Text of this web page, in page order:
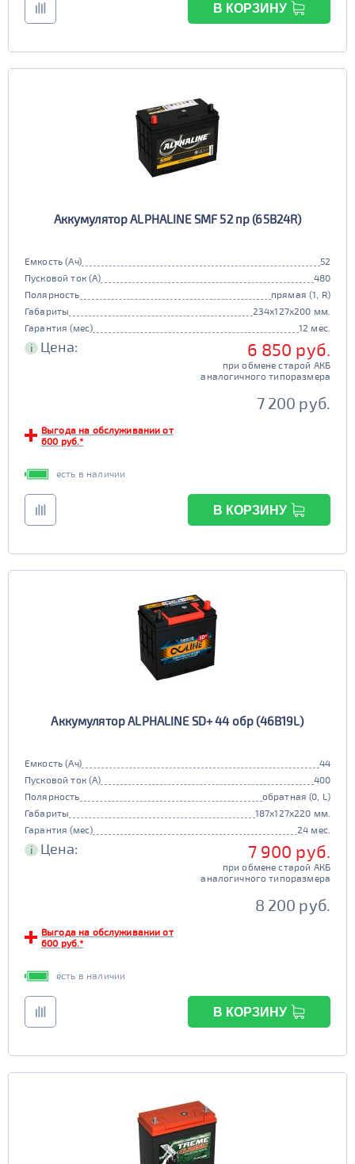
В КОРЗИНУ
Аккумулятор ALPHALINE SMF 52 пр (65B24R)
Емкость (Ач)
52
Пусковой ток (А)
480
Полярность
прямая (1, R)
Габариты
234x127x200 мм.
Гарантия (мес)
12 мес.
i Цена: 6 850 руб.
при обмене старой АКБ
аналогичного типоразмера
7 200 руб.
Выгода на обслуживании от
600 руб.*
есть в наличии
В КОРЗИНУ
Аккумулятор ALPHALINE SD+ 44 обр (46B19L)
Емкость (Ач)
44
Пусковой ток (А)
400
Полярность
обратная (0, L)
Габариты
187x127x220 мм.
Гарантия (мес)
24 мес.
i Цена: 7 900 руб.
при обмене старой АКБ
аналогичного типоразмера
8 200 руб.
Выгода на обслуживании от
600 руб.*
есть в наличии
В КОРЗИНУ